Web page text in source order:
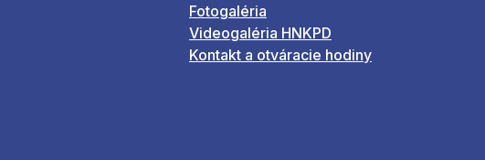
Fotogaléria
Videogaléria HNKPD
Kontakt a otváracie hodiny